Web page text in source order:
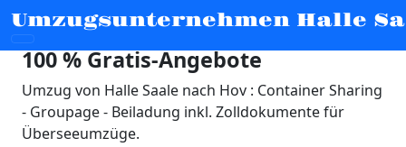
Umzugsunternehmen Halle
Umzug von Halle Saale nach Hov |
100 % Gratis-Angebote
Umzug von Halle Saale nach Hov : Container Sharing
- Groupage - Beiladung inkl. Zolldokumente für
Überseeumzüge.